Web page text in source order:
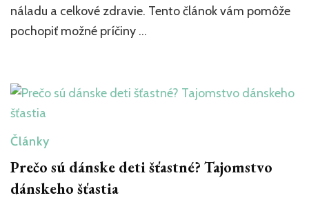
náladu a celkové zdravie. Tento článok vám pomôže
pochopiť možné príčiny …
Články
Prečo sú dánske deti šťastné? Tajomstvo
dánskeho šťastia